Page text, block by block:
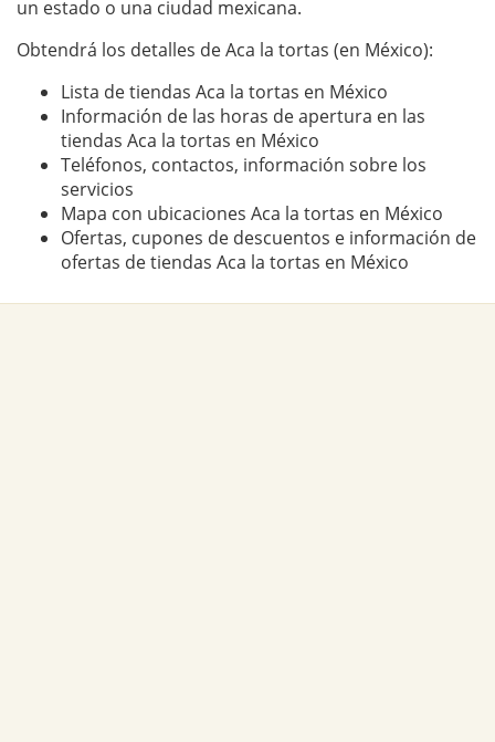
un estado o una ciudad mexicana.
Obtendrá los detalles de Aca la tortas (en México):
Lista de tiendas Aca la tortas en México
Información de las horas de apertura en las
tiendas Aca la tortas en México
Teléfonos, contactos, información sobre los
servicios
Mapa con ubicaciones Aca la tortas en México
Ofertas, cupones de descuentos e información de
ofertas de tiendas Aca la tortas en México